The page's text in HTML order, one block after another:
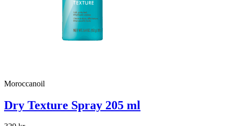
Moroccanoil
Dry Texture Spray 205 ml